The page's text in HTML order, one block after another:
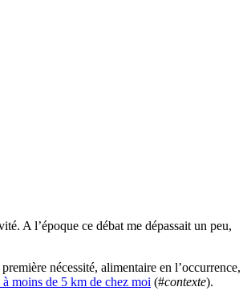
A l’époque ce débat me dépassait un peu,
nécessité, alimentaire en l’occurrence,
à moins de 5 km de chez moi (#contexte).